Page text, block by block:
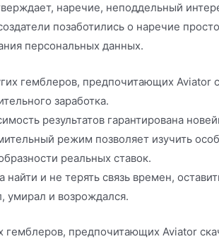
наречие, неподдельный
позаботились о наречие
персональных данных.
гемблеров, предпочитающих Aviator
заработка.
результатов гарантирована
режим позволяет изучить
реальных ставок.
найти и не терять связь времен,
умирал и возрождался.
гемблеров, предпочитающих Aviator